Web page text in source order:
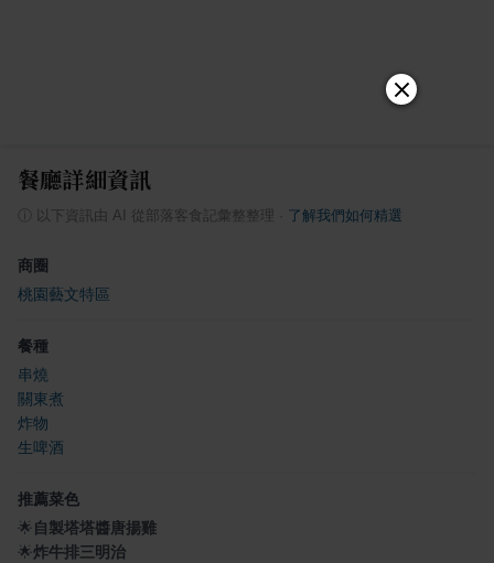
餐廳詳細資訊
以下資訊由 AI 從部落客食記彙整整理 了解我們如何精選
商圈
桃園藝文特區
餐種
串燒
關東煮
炸物
生啤酒
推薦菜色
🌟自製塔塔醬唐揚雞
🌟炸牛排三明治